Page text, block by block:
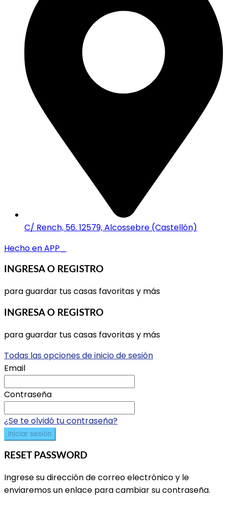
C/ Rench, 56. 12579, Alcossebre (Castellón)
Hecho en APP_
INGRESA O REGISTRO
para guardar tus casas favoritas y más
INGRESA O REGISTRO
para guardar tus casas favoritas y más
Todas las opciones de inicio de sesión
Email
Contraseña
¿Se te olvidó tu contraseña?
Iniciar sesión
RESET PASSWORD
Ingrese su dirección de correo electrónico y le
enviaremos un enlace para cambiar su contraseña.